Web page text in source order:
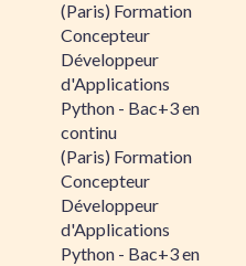
(Paris) Formation
Concepteur
Développeur
d'Applications
Python - Bac+3 en
continu
(Paris) Formation
Concepteur
Développeur
d'Applications
Python - Bac+3 en